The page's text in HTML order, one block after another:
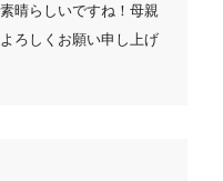
晴らしいですね！母親
ろしくお願い申し上げ